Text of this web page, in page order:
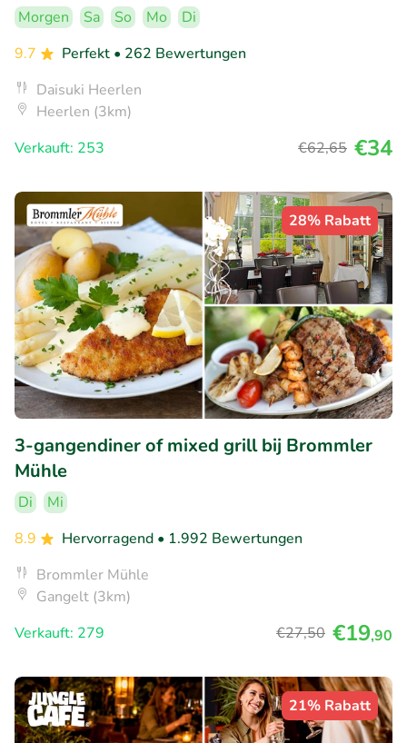
Morgen Sa So Mo
Di
9.7
Perfekt • 262 Bewertungen
Daisuki Heerlen
Heerlen (3km)
Verkauft: 253
€62,65 €34
28% Rabatt
3-gangendiner of mixed grill bij Brommler
Mühle
Di
Mi
8.9
Hervorragend • 1.992 Bewertungen
Brommler Mühle
Gangelt (3km)
Verkauft: 279
€27,50 €19,90
21% Rabatt